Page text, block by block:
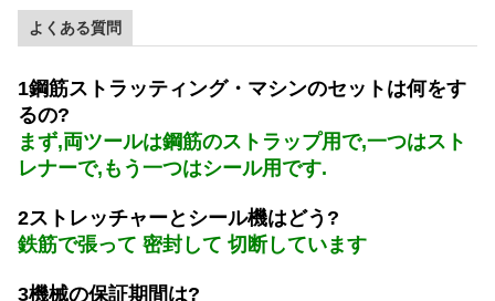
よくある質問
1鋼筋ストラッティング・マシンのセットは何をす
るの?
まず,両ツールは鋼筋のストラップ用で,一つはスト
レナーで,もう一つはシール用です.
2ストレッチャーとシール機はどう?
鉄筋で張って 密封して 切断しています
3機械の保証期間は?